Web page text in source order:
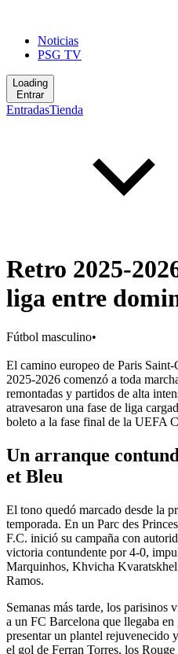
Noticias
PSG TV
Loading
Entrar
EntradasTienda
Retro 2025-
liga entre
Fútbol masculino•
El camino europeo de Paris
2025-2026 comenzó a toda
remontadas y partidos de alta
atravesaron una fase de liga
boleto a la fase final de la UEFA
Un arranque
et Bleu
El tono quedó marcado desde la
temporada. En un Parc des
F.C. inició su campaña con
victoria contundente por 4-0,
Marquinhos, Khvicha
Ramos.
Semanas más tarde, los parisinos
a un FC Barcelona que llegaba
presentar un plantel rejuvenecido
el gol de Ferran Torres, los